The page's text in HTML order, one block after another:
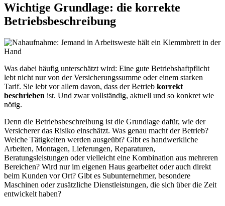
Wichtige Grundlage: die korrekte
Betriebsbeschreibung
Was dabei häufig unterschätzt wird: Eine gute Betriebshaftpflicht
lebt nicht nur von der Versicherungssumme oder einem starken
Tarif. Sie lebt vor allem davon, dass der Betrieb korrekt
beschrieben ist. Und zwar vollständig, aktuell und so konkret wie
nötig.
Denn die Betriebsbeschreibung ist die Grundlage dafür, wie der
Versicherer das Risiko einschätzt. Was genau macht der Betrieb?
Welche Tätigkeiten werden ausgeübt? Gibt es handwerkliche
Arbeiten, Montagen, Lieferungen, Reparaturen,
Beratungsleistungen oder vielleicht eine Kombination aus mehreren
Bereichen? Wird nur im eigenen Haus gearbeitet oder auch direkt
beim Kunden vor Ort? Gibt es Subunternehmer, besondere
Maschinen oder zusätzliche Dienstleistungen, die sich über die Zeit
entwickelt haben?